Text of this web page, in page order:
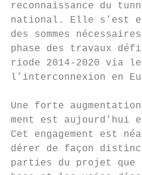
reconnaissance du
national. Elle s’est
des sommes
phase des
riode 2014-2020 via
l’interconnexion en
Une forte
ment est aujourd’hui
Cet engagement est
dérer de façon
parties du projet